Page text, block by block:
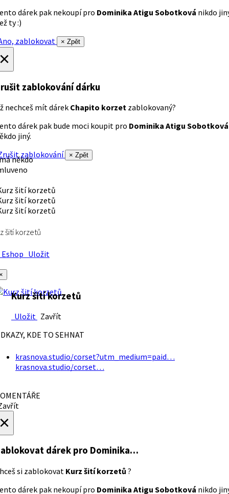
dárek pak nekoupí pro Dominika Atigu Sobotková nikdo
ty :)
zablokovat
× Zpět
zablokování dárku
nechceš mít dárek Chapito korzet zablokovaný?
dárek pak bude moci koupit pro Dominika Atigu Sobotková
jiný.
zablokování
× Zpět
někdo
šití korzetů
Uložit
Kurz šití korzetů
Uložit Zavřít
KDE TO SEHNAT
krasnova.studio/corset?utm_medium=paid…
krasnova.studio/corset…
dárek pro Dominika…
si zablokovat Kurz šití korzetů ?
dárek pak nekoupí pro Dominika Atigu Sobotková nikdo